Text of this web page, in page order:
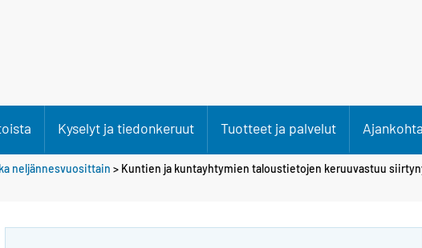
Kyselyt ja tiedonkeruut Tuotteet ja palvelut
neljännesvuosittain > Kuntien ja kuntayhtymien taloustietojen keruuvastuu